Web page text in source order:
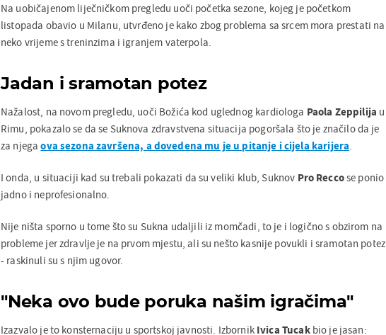
Na uobičajenom liječničkom pregledu uoči početka sezone, kojeg je početkom
listopada obavio u Milanu, utvrđeno je kako zbog problema sa srcem mora prestati na
neko vrijeme s treninzima i igranjem vaterpola.
Jadan i sramotan potez
Nažalost, na novom pregledu, uoči Božića kod uglednog kardiologa Paola Zeppilija u
Rimu, pokazalo se da se Suknova zdravstvena situacija pogoršala što je značilo da je
za njegaova sezona završena, a dovedena mu je u pitanje i cijela karijera.
I onda, u situaciji kad su trebali pokazati da su veliki klub, Suknov Pro Reccose ponio
jadno i neprofesionalno.
Nije ništa sporno u tome što su Sukna udaljili iz momčadi, to je i logično s obzirom na
probleme jer zdravlje je na prvom mjestu, ali su nešto kasnije povukli i sramotan potez
- raskinuli su s njim ugovor.
"Neka ovo bude poruka našim igračima"
Izazvalo je to konsternaciju u sportskoj javnosti. Izbornik Ivica Tucakbio je jasan: